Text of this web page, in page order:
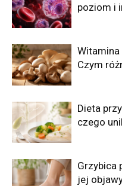
poziom i
Witamina
Czym
Dieta
czego
Grzybica
jej